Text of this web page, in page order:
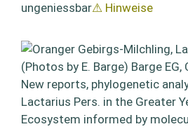
ungeniessbar⚠ Hinweise
(Photos by E. Barge) Barge
New reports, phylogenetic
Lactarius Pers. in the Greater
Ecosystem informed by